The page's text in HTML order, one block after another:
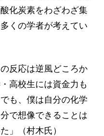
化炭素をわざわざ集
くの学者が考えてい
反応は逆風どころか
高校生には資金力も
も、僕は自分の化学
で想像できることは
」（村木氏）